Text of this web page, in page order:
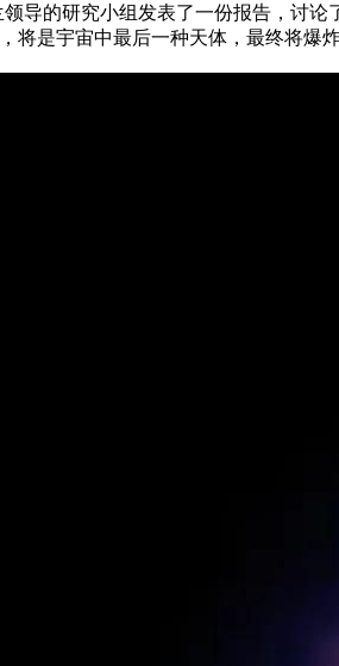
导的研究小组发表了一份报告，讨
是宇宙中最后一种天体，最终将爆